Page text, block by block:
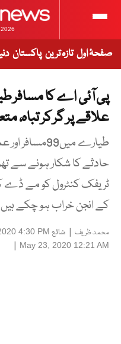
صفحۂ اول تازہ ترین پاکستان
پی آئی اے کا مسافر
علاقے پر گر کر تباہ،
حادثے کا شکار ہونے سے
ٹریفک کنٹرول کو مے ڈے
کے انجن خراب ہو چکے ہیں
محمد ظریف | شائع 4:30 PM
May 23, 2020 12:21 AM
|